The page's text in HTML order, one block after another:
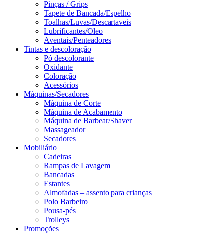
Pinças / Grips
Tapete de Bancada/Espelho
Toalhas/Luvas/Descartaveis
Lubrificantes/Oleo
Aventais/Penteadores
Tintas e descoloração
Pó descolorante
Oxidante
Coloração
Acessórios
Máquinas/Secadores
Máquina de Corte
Máquina de Acabamento
Máquina de Barbear/Shaver
Massageador
Secadores
Mobiliário
Cadeiras
Rampas de Lavagem
Bancadas
Estantes
Almofadas – assento para crianças
Polo Barbeiro
Pousa-pés
Trolleys
Promoções